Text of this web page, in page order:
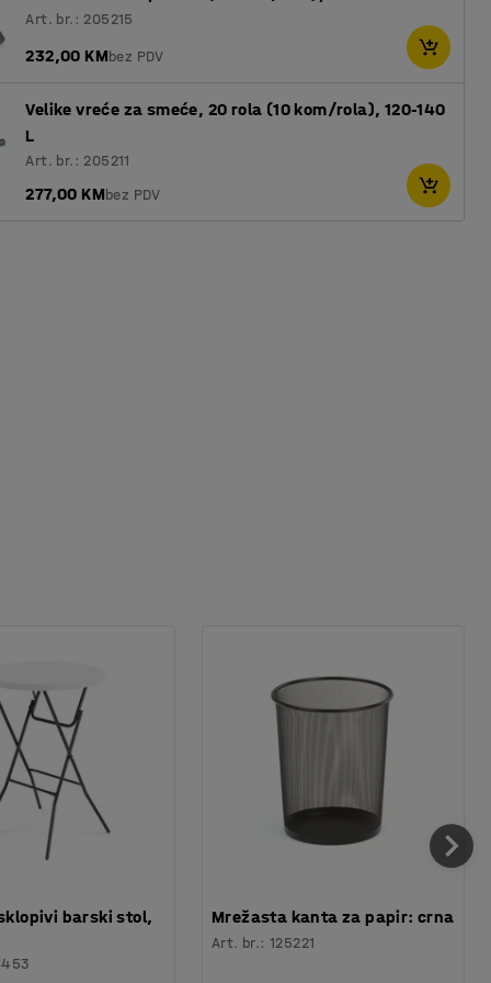
Art. br.: 205215
232,00 KMbez PDV
Velike vreće za smeće, 20 rola (10 kom/rola), 120-140
L
Art. br.: 205211
277,00 KMbez PDV
barski stol,
Mrežasta kanta za papir: crna
Art. br.:125221